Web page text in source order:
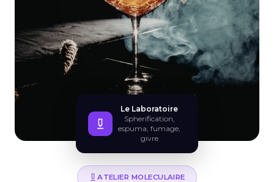
Le Laboratoire
Spherification,
espuma, fumage,
givre
ATELIER MOLECULAIRE